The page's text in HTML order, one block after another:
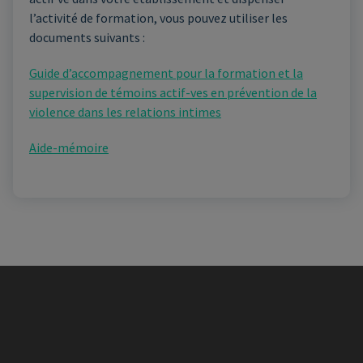
l’activité de formation, vous pouvez utiliser les
documents suivants :
Guide d’accompagnement pour la formation et la
supervision de témoins actif-ves en prévention de la
violence dans les relations intimes
Aide-mémoire